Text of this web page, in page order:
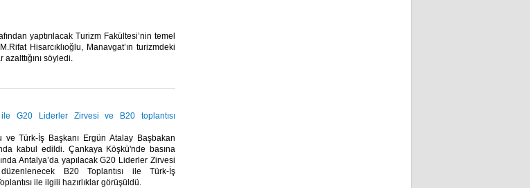
yaptırılacak Turizm Fakültesi’nin temel
Hisarcıklıoğlu, Manavgat’ın turizmdeki
söyledi.​
ile G20 Liderler Zirvesi ve B20 toplantısı
ve Türk-İş Başkanı Ergün Atalay Başbakan
kabul edildi. Çankaya Köşkü'nde basına
Antalya’da yapılacak G20 Liderler Zirvesi
B20 Toplantısı ile Türk-İş
ile ilgili hazırlıklar görüşüldü.​